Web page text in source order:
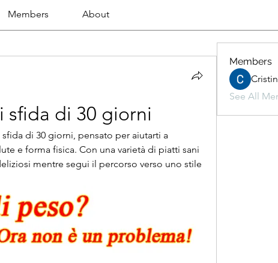
Members About
sfida di 30 giorni
di 30 giorni, pensato per aiutarti a
e forma fisica. Con una varietà di piatti sani
mentre segui il percorso verso uno stile
Members
See All